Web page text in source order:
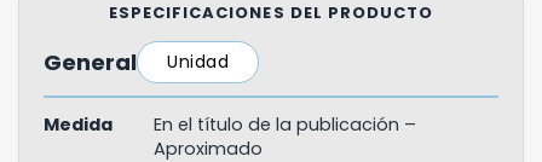
ESPECIFICACIONES DEL PRODUCTO
General Unidad
Medida
En el título de la publicación –
Aproximado